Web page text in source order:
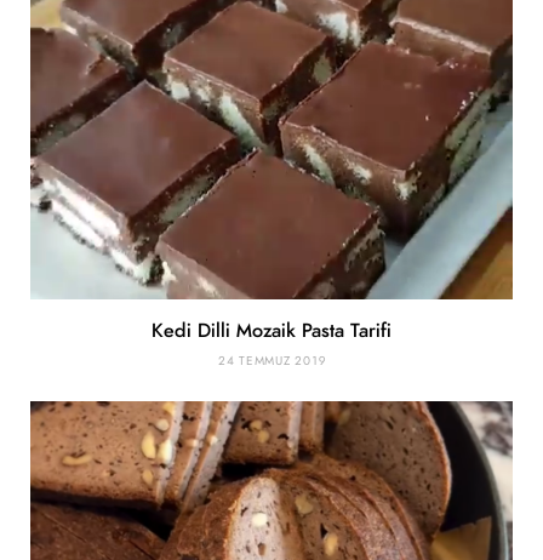
Kedi Dilli Mozaik Pasta Tarifi
24 TEMMUZ 2019